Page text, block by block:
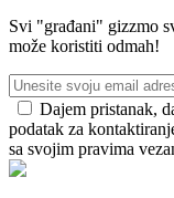
Svi "građani" gizzmo
može koristiti odmah!
Dajem pristanak,
podatak za
sa svojim pravima